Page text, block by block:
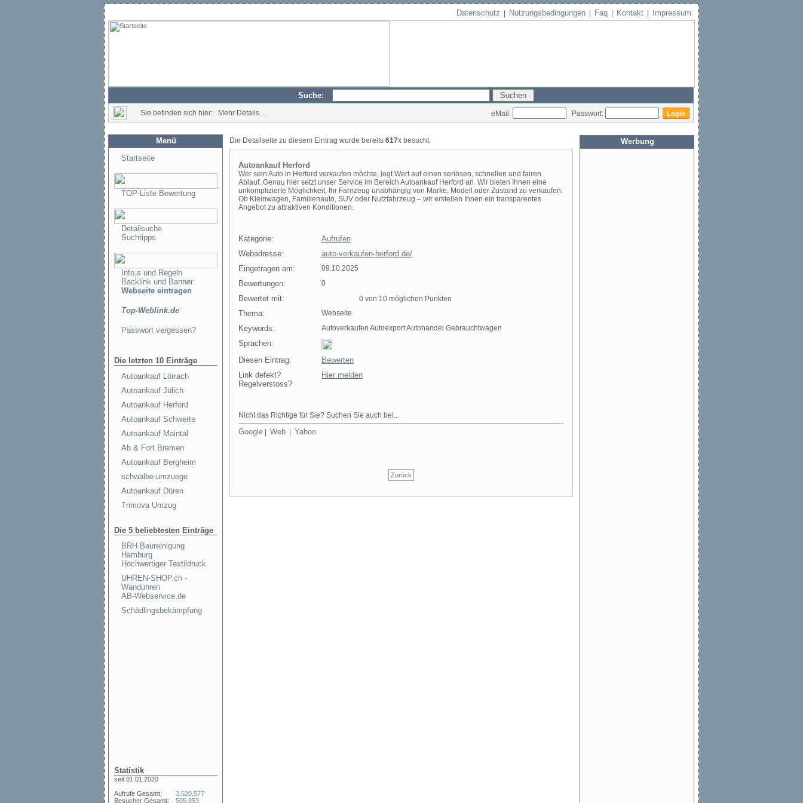
Datenschutz Nutzungsbedingungen Faq Kontakt Impressum
Suche:
Sie befinden sich hier: Mehr Details... eMail: Passwort:
Menü
Startseite
TOP-Liste Bewertung
Detailsuche
Suchtipps
Info,s und Regeln
Backlink und Banner
Webseite eintragen
Top-Weblink.de
Passwort vergessen?
Die letzten 10 Einträge
Autoankauf Lörrach
Autoankauf Jülich
Autoankauf Herford
Autoankauf Schwerte
Autoankauf Maintal
Ab & Fort Bremen
Autoankauf Bergheim
schwalbe-umzuege
Autoankauf Düren
Trimova Umzug
Die 5 beliebtesten Einträge
BRH Baureinigung
Hamburg
Hochwertiger Textildruck
UHREN-SHOP.ch -
Wanduhren
AB-Webservice.de
Schädlingsbekämpfung
Statistik
seit 01.01.2020
Aufrufe Gesamt:
Besucher Gesamt:
3.520.577
505.853
Die Detailseite zu diesem Eintrag wurde bereits 617x besucht.
Autoankauf Herford
Wer sein Auto in Herford verkaufen möchte, legt Wert auf einen seriösen, schnellen und fairen
Ablauf. Genau hier setzt unser Service im Bereich Autoankauf Herford an. Wir bieten Ihnen eine
unkomplizierte Möglichkeit, Ihr Fahrzeug unabhängig von Marke, Modell oder Zustand zu verkaufen.
Ob Kleinwagen, Familienauto, SUV oder Nutzfahrzeug – wir erstellen Ihnen ein transparentes
Angebot zu attraktiven Konditionen.
Kategorie:
Aufrufen
Webadresse:
auto-verkaufen-herford.de/
Eingetragen am:
09.10.2025
Bewertungen: 0
Bewertet mit: 0 von 10 möglichen Punkten
Thema: Webseite
Keywords: Autoverkaufen Autoexport Autohandel Gebrauchtwagen
Sprachen:
Diesen Eintrag:
Bewerten
Link defekt?
Regelverstoss?
Hier melden
Nicht das Richtige für Sie? Suchen Sie auch bei...
Google Web Yahoo
Zurück
Werbung